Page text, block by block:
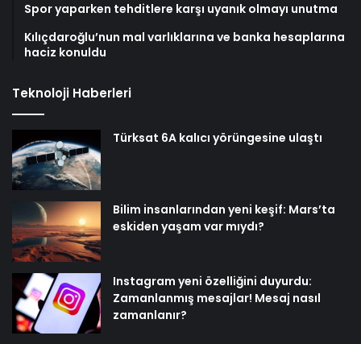
Spor yaparken tehditlere karşı uyanık olmayı unutma
Kılıçdaroğlu’nun mal varlıklarına ve banka hesaplarına
haciz konuldu
Teknoloji Haberleri
Türksat 6A kalıcı yörüngesine ulaştı
Bilim insanlarından yeni keşif: Mars’ta
eskiden yaşam var mıydı?
Instagram yeni özelliğini duyurdu:
Zamanlanmış mesajlar! Mesaj nasıl
zamanlanır?